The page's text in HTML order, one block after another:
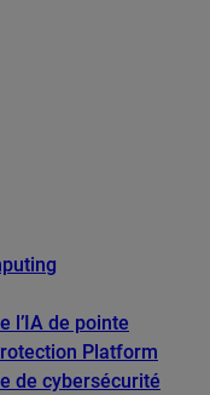
l’IA de pointe
Platform
de cybersécurité